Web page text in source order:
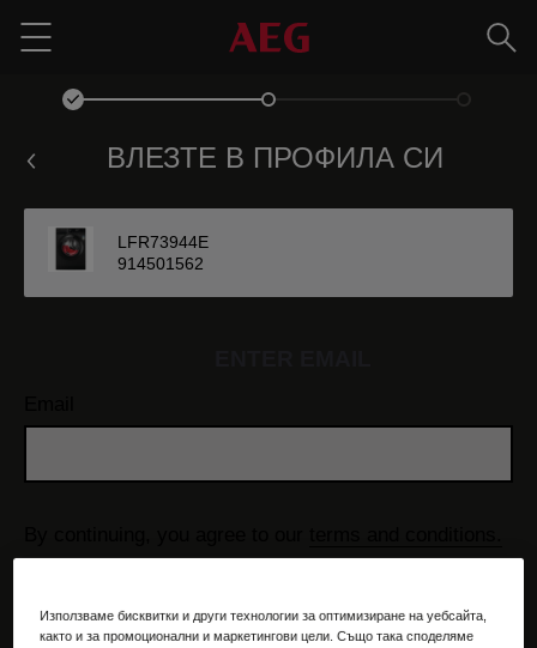
Menu
ВЛЕЗТЕ В ПРОФИЛА СИ
LFR73944E
914501562
data, please review ourdata protection statement
Използваме бисквитки и други технологии за оптимизиране на уебсайта,
както и за промоционални и маркетингови цели. Също така споделяме